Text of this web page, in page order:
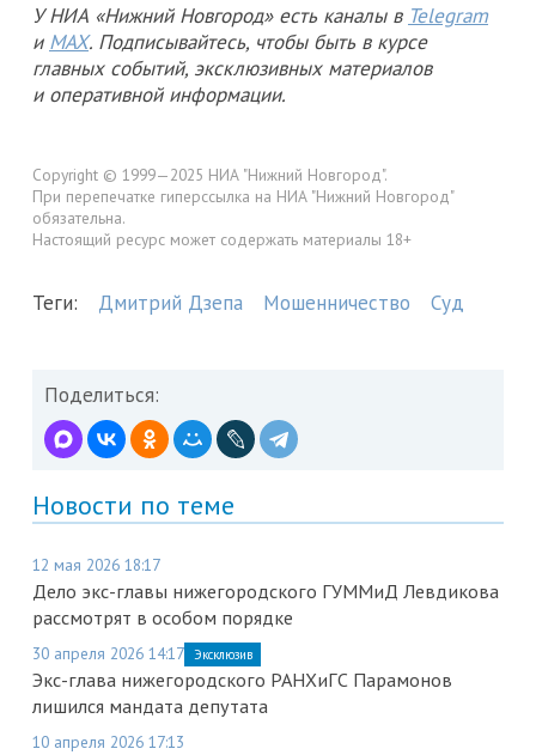
У НИА «Нижний Новгород» есть каналы в Telegram
и MAX. Подписывайтесь, чтобы быть в курсе
главных событий, эксклюзивных материалов
и оперативной информации.
Copyright © 1999—2025 НИА "Нижний Новгород".
При перепечатке гиперссылка на НИА "Нижний Новгород"
обязательна.
Настоящий ресурс может содержать материалы 18+
Теги: Дмитрий Дзепа Мошенничество Суд
Поделиться:
Новости по теме
12 мая 2026 18:17
Дело экс-главы нижегородского ГУММиД Левдикова
рассмотрят в особом порядке
30 апреля 2026 14:17 Эксклюзив
Экс-глава нижегородского РАНХиГС Парамонов
лишился мандата депутата
10 апреля 2026 17:13